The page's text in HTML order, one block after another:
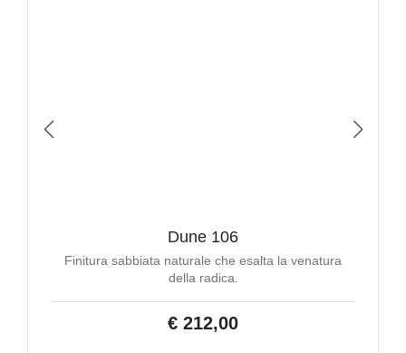
Dune 106
Finitura sabbiata naturale che esalta la venatura
della radica.
€ 212,00